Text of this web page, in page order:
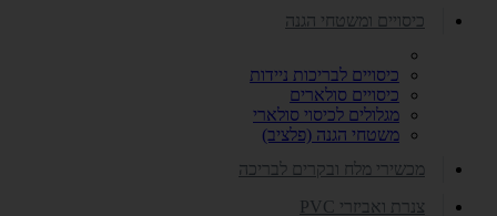
כיסויים ומשטחי הגנה
כיסויים לבריכות ניידות
כיסויים סולארים
מגלולים לכיסוי סולארי
משטחי הגנה (פלציב)
מכשירי מלח ובקרים לבריכה
צנרת ואביזרי PVC